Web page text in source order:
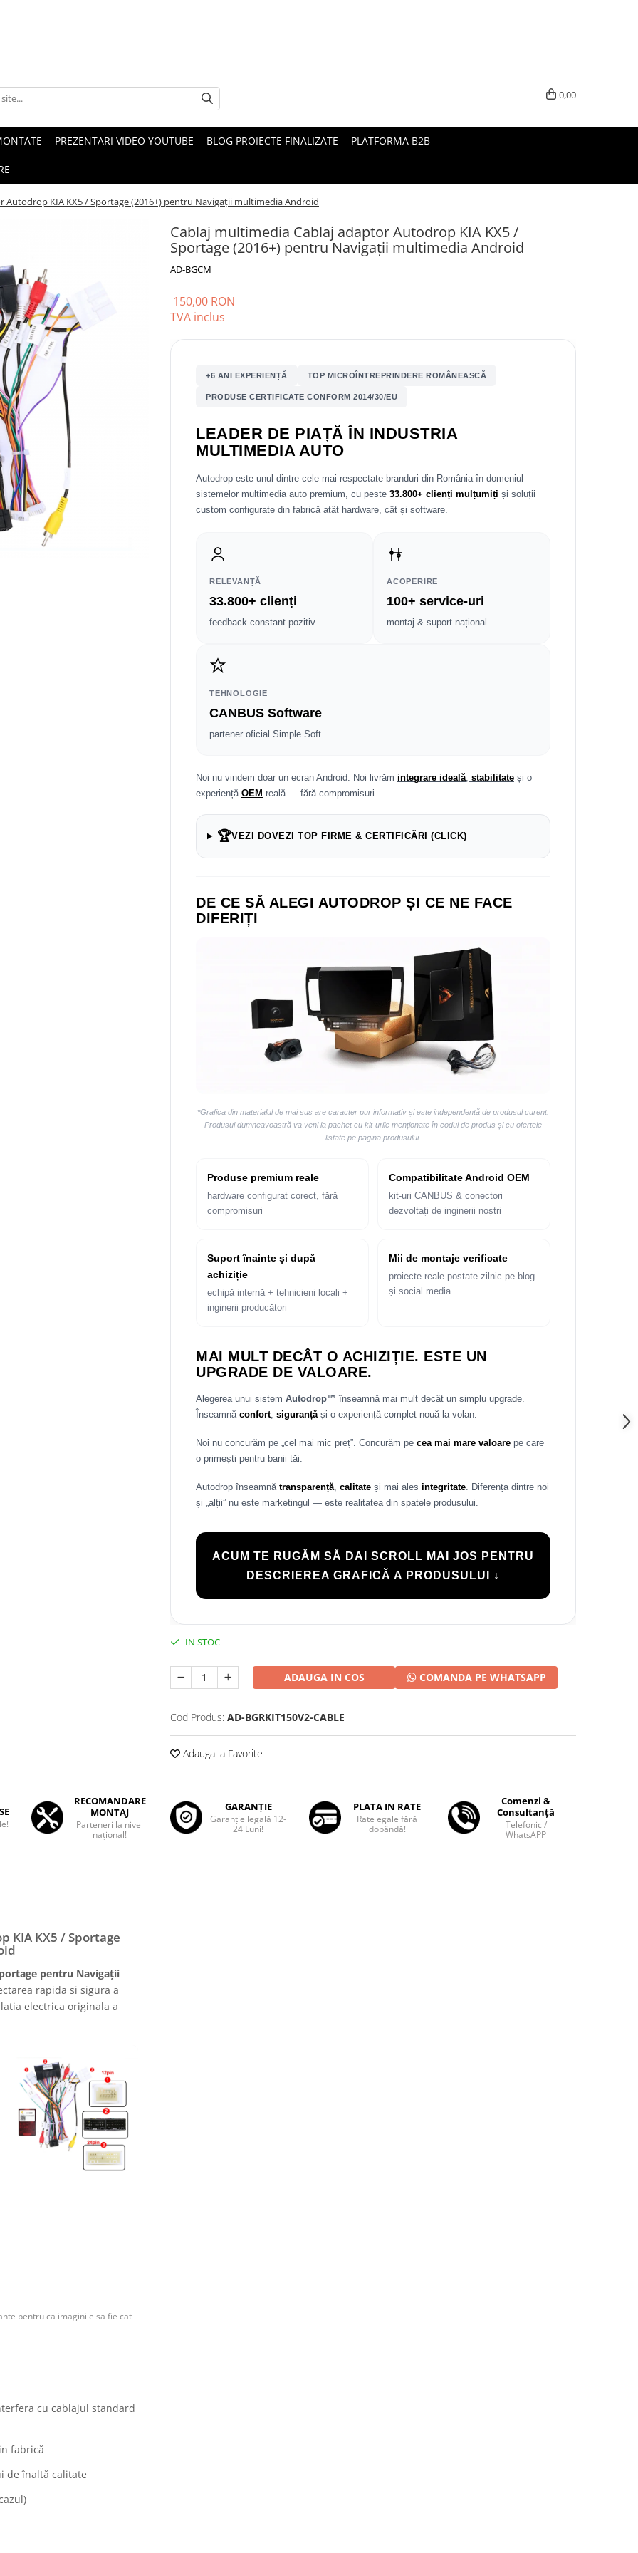
0,00
PREZENTARI VIDEO YOUTUBE BLOG PROIECTE FINALIZATE PLATFORMA B2B
Autodrop KIA KX5 / Sportage (2016+) pentru Navigații multimedia Android
Cablaj multimedia Cablaj adaptor Autodrop KIA KX5 /
Sportage (2016+) pentru Navigații multimedia Android
AD-BGCM
150,00 RON
TVA inclus
+6 ANI EXPERIENȚĂ TOP MICROÎNTREPRINDERE ROMÂNEASCĂ
PRODUSE CERTIFICATE CONFORM 2014/30/EU
LEADER DE PIAȚĂ ÎN INDUSTRIA
MULTIMEDIA AUTO
Autodrop este unul dintre cele mai respectate branduri din România în domeniul
sistemelor multimedia auto premium, cu peste 33.800+ clienți mulțumiți și soluții
custom configurate din fabrică atât hardware, cât și software.
RELEVANȚĂ
33.800+ clienți
feedback constant pozitiv
ACOPERIRE
100+ service-uri
montaj & suport național
TEHNOLOGIE
CANBUS Software
partener oficial Simple Soft
Noi nu vindem doar un ecran Android. Noi livrăm integrare ideală, stabilitate și o
experiență OEM reală — fără compromisuri.
🏆VEZI DOVEZI TOP FIRME & CERTIFICĂRI (CLICK)
DE CE SĂ ALEGI AUTODROP ȘI CE NE FACE
DIFERIȚI
*Grafica din materialul de mai sus are caracter pur informativ și este independentă de produsul curent.
Produsul dumneavoastră va veni la pachet cu kit-urile menționate în codul de produs și cu ofertele
listate pe pagina produsului.
Produse premium reale
hardware configurat corect, fără
compromisuri
Compatibilitate Android OEM
kit-uri CANBUS & conectori
dezvoltați de inginerii noștri
Suport înainte și după
achiziție
echipă internă + tehnicieni locali +
inginerii producători
Mii de montaje verificate
proiecte reale postate zilnic pe blog
și social media
MAI MULT DECÂT O ACHIZIȚIE. ESTE UN
UPGRADE DE VALOARE.
Alegerea unui sistem Autodrop™ înseamnă mai mult decât un simplu upgrade.
Înseamnă confort, siguranțăși o experiență complet nouă la volan.
Noi nu concurăm pe „cel mai mic preț”. Concurăm pe cea mai mare valoare pe care
o primești pentru banii tăi.
Autodrop înseamnă transparență, calitate și mai ales integritate. Diferența dintre noi
și „alții” nu este marketingul — este realitatea din spatele produsului.
ACUM TE RUGĂM SĂ DAI SCROLL MAI JOS PENTRU
DESCRIEREA GRAFICĂ A PRODUSULUI ↓
IN STOC
ADAUGA IN COS COMANDA PE WHATSAPP
Cod Produs: AD-BGRKIT150V2-CABLE
Adauga la Favorite
RECOMANDARE
MONTAJ
Parteneri la nivel
național!
GARANȚIE
Garanţie legală 12-
24 Luni!
PLATA IN RATE
Rate egale fără
dobândă!
Comenzi &
Consultanță
Telefonic /
WhatsAPP
KIA KX5 / Sportage
pentru Navigații
rapida si sigura a
electrica originala a
pentru ca imaginile sa fie cat
cu cablajul standard
fabrică
de înaltă calitate